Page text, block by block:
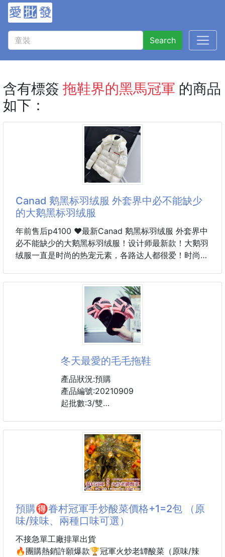
Search
含有標簽 拖鞋界的黑馬冠軍 的商品
如下：
Canad 鹅黑标羽绒服 外套界中必不能缺少
的大鹅黑标羽绒服
年前售后p4100 ♥️最新Canad 鹅黑标羽绒服 外套界中
必不能缺少的大鹅黑标羽绒服！设计师最新款！大鹅羽
绒服一直是时尚的热宠元素，各路达人都很爱！时尚连
双手，外出活动无所顾忌，还能满足手插兜的需求👏
👏大鹅出品，能被一众明星拿来当团服的。这款羽绒
服运用了双层防绒内胆设计，防风性能超强，冬天穿会
非常保暖！新标90鹅绒填充，蓬松度高，防风连帽设
计走在户外把领子拉到最高，双手插进口袋非常暖和
计 包裹性更好，简单利落的款式设计彰显男人气质，
无可挑款式经典永不
冬天最愛的毛毛拖鞋
產品狀況:預購
產品編號:20210909
起批數:3/雙
⚠️2碼一個尺寸喔
❶36/37（只有粉色）
❷38/39（黑色，粉色都有）
❸40/41 （黑色，粉色都有）
預購🉐眷村冠軍手炒酸菜價格+1=2包 （原
味/辣味、兩種口味可選）
不接急單工廠排單出貨
🔥團購熱銷許願爆款🏆冠軍火炒老罈酸菜（原味/辣